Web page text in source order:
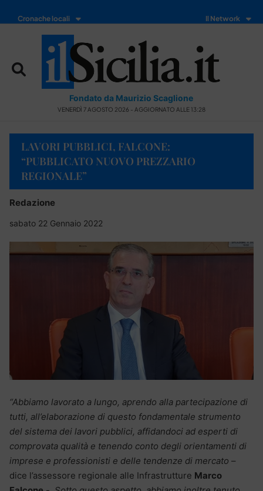
Cronache locali Il Network
Fondato da Maurizio Scaglione
VENERDÌ 7 AGOSTO 2026 - AGGIORNATO ALLE 13:28
LAVORI PUBBLICI, FALCONE:
“PUBBLICATO NUOVO PREZZARIO
REGIONALE”
Redazione
sabato 22 Gennaio 2022
“Abbiamo lavorato a lungo, aprendo alla partecipazione di
tutti, all’elaborazione di questo fondamentale strumento
del sistema dei lavori pubblici, affidandoci ad esperti di
comprovata qualità e tenendo conto degli orientamenti di
imprese e professionisti e delle tendenze di mercato –
dice l’assessore regionale alle Infrastrutture Marco